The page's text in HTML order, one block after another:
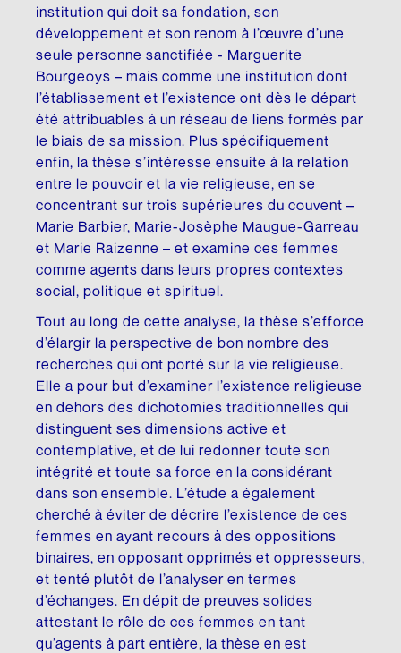
Le prix Jean-Éthier-Blais
EXPOSITIONS
De Gaulle et le Québec
Le métro, véhicule de notre histoire
Nos géants : l’exposition
institution qui doit sa fondation, son
développement et son renom à l’œuvre d’une
seule personne sanctifiée - Marguerite
Bourgeoys – mais comme une institution dont
l’établissement et l’existence ont dès le départ
été attribuables à un réseau de liens formés par
le biais de sa mission. Plus spécifiquement
enfin, la thèse s’intéresse ensuite à la relation
entre le pouvoir et la vie religieuse, en se
concentrant sur trois supérieures du couvent –
Marie Barbier, Marie-Josèphe Maugue-Garreau
et Marie Raizenne – et examine ces femmes
comme agents dans leurs propres contextes
social, politique et spirituel.
Tout au long de cette analyse, la thèse s’efforce
d’élargir la perspective de bon nombre des
recherches qui ont porté sur la vie religieuse.
Elle a pour but d’examiner l’existence religieuse
en dehors des dichotomies traditionnelles qui
distinguent ses dimensions active et
contemplative, et de lui redonner toute son
intégrité et toute sa force en la considérant
dans son ensemble. L’étude a également
cherché à éviter de décrire l’existence de ces
femmes en ayant recours à des oppositions
binaires, en opposant opprimés et oppresseurs,
et tenté plutôt de l’analyser en termes
d’échanges. En dépit de preuves solides
attestant le rôle de ces femmes en tant
qu’agents à part entière, la thèse en est